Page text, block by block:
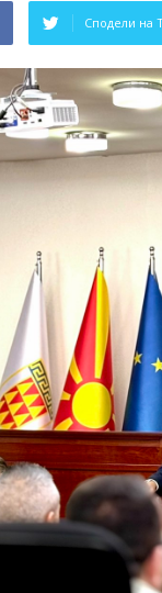
Сподели на